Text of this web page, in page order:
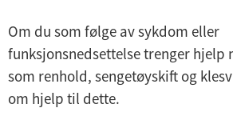
Om du som følge av sykdom eller
funksjonsnedsettelse trenger hjelp
som renhold, sengetøyskift og
om hjelp til dette.